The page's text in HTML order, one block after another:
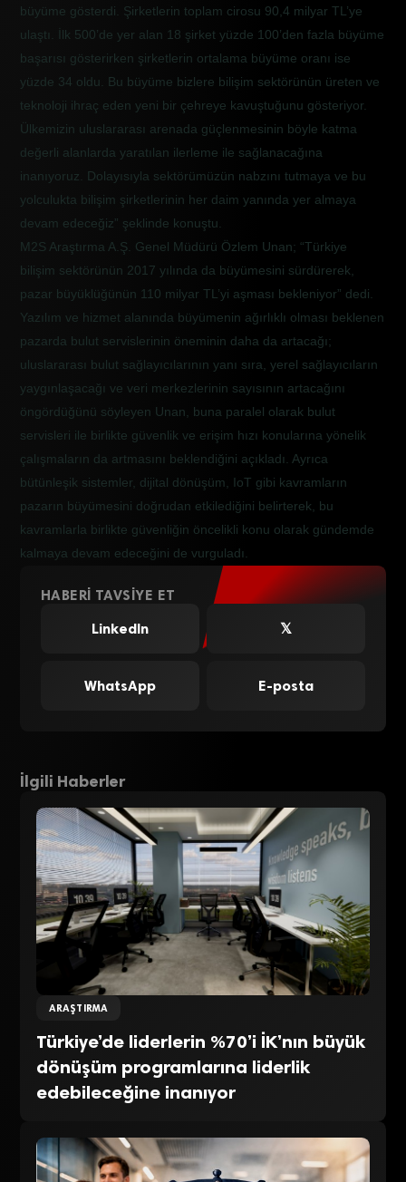
büyüme gösterdi. Şirketlerin toplam cirosu 90,4 milyar TL’ye
ulaştı. İlk 500’de yer alan 18 şirket yüzde 100’den fazla büyüme
başarısı gösterirken şirketlerin ortalama büyüme oranı ise
yüzde 34 oldu. Bu büyüme bizlere bilişim sektörünün üreten ve
teknoloji ihraç eden yeni bir çehreye kavuştuğunu gösteriyor.
Ülkemizin uluslararası arenada güçlenmesinin böyle katma
değerli alanlarda yaratılan ilerleme ile sağlanacağına
inanıyoruz. Dolayısıyla sektörümüzün nabzını tutmaya ve bu
yolculukta bilişim şirketlerinin her daim yanında yer almaya
devam edeceğiz” şeklinde konuştu.
M2S Araştırma A.Ş. Genel Müdürü Özlem Unan; “Türkiye
bilişim sektörünün 2017 yılında da büyümesini sürdürerek,
pazar büyüklüğünün 110 milyar TL’yi aşması bekleniyor” dedi.
Yazılım ve hizmet alanında büyümenin ağırlıklı olması beklenen
pazarda bulut servislerinin öneminin daha da artacağı;
uluslararası bulut sağlayıcılarının yanı sıra, yerel sağlayıcıların
yaygınlaşacağı ve veri merkezlerinin sayısının artacağını
öngördüğünü söyleyen Unan, buna paralel olarak bulut
servisleri ile birlikte güvenlik ve erişim hızı konularına yönelik
çalışmaların da artmasını beklendiğini açıkladı. Ayrıca
bütünleşik sistemler, dijital dönüşüm, IoT gibi kavramların
pazarın büyümesini doğrudan etkilediğini belirterek, bu
kavramlarla birlikte güvenliğin öncelikli konu olarak gündemde
kalmaya devam edeceğini de vurguladı.
HABERI TAVSIYE ET
LinkedIn
𝕏
WhatsApp E-posta
İlgili Haberler
ARAŞTIRMA
Türkiye’de liderlerin %70’i İK’nın büyük
dönüşüm programlarına liderlik
edebileceğine inanıyor